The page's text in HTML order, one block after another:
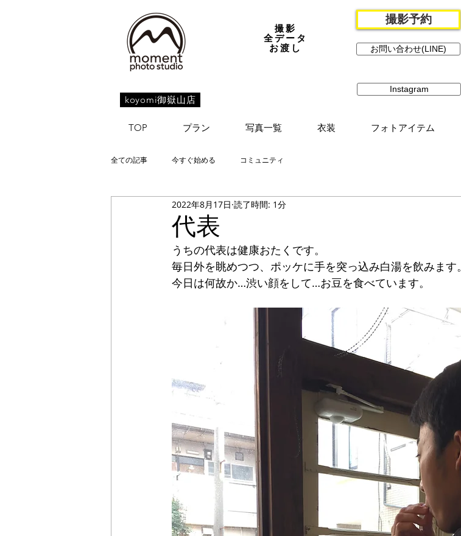
koyomi御嶽山店
撮影
全データ
お渡し
撮影予約
お問い合わせ(LINE)
Instagram
TOP プラン 写真一覧 衣装 フォトアイテム
全ての記事 今すぐ始める コミュニティ
代表
2022年8月17日 読了時間: 1分
うちの代表は健康おたくです。
毎日外を眺めつつ、ポッケに手を突っ込み白湯を飲みます。
今日は何故か…渋い顔をして…お豆を食べています。